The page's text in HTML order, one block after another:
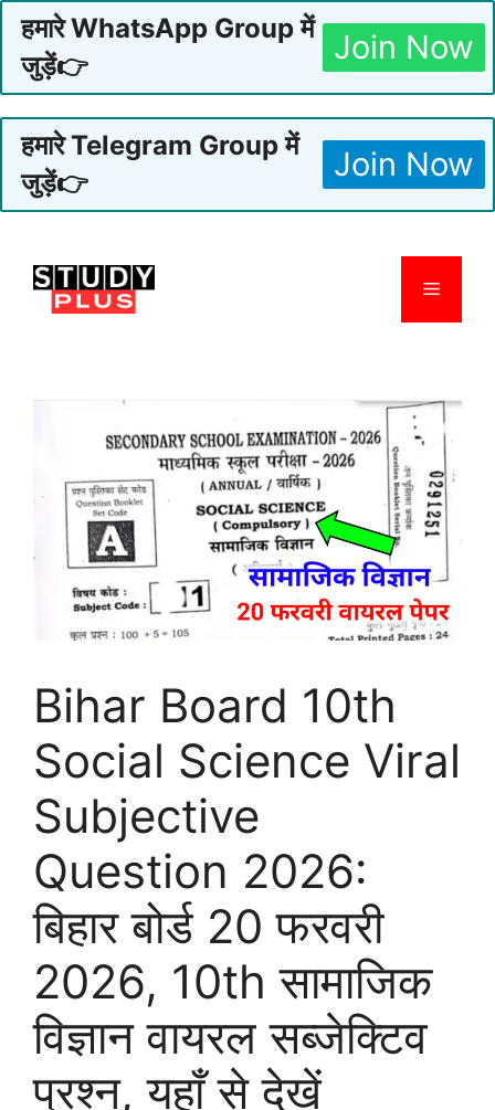
हमारे WhatsApp Group में
जुड़ें👉
Join Now
हमारे Telegram Group में
जुड़ें👉
Join Now
content
Menu
Bihar Board 10th
Social Science Viral
Subjective
Question 2026:
बिहार बोर्ड 20 फरवरी
2026, 10th सामाजिक
विज्ञान वायरल सब्जेक्टिव
प्रश्न, यहाँ से देखें